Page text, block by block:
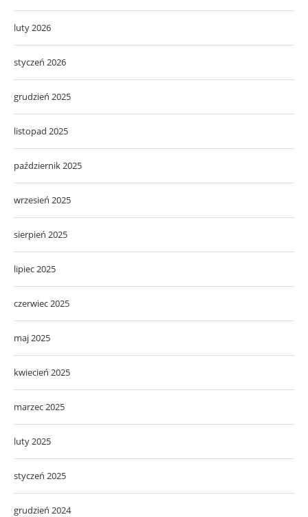
luty 2026
styczeń 2026
grudzień 2025
listopad 2025
październik 2025
wrzesień 2025
sierpień 2025
lipiec 2025
czerwiec 2025
maj 2025
kwiecień 2025
marzec 2025
luty 2025
styczeń 2025
grudzień 2024